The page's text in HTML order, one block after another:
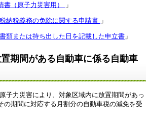
書（原子力災害用） 」
納税義務の免除に関する申請書 」
類または持ち出した日を記載した申立書 」
期間がある自動車に係る自動車
力災害により、対象区域内に放置期間があっ
の期間に対応する月割分の自動車税の減免を受